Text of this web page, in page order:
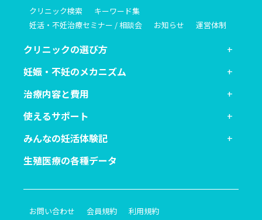
クリニック検索
キーワード集
妊活・不妊治療セミナー / 相談会
お知らせ 運営体制
クリニックの選び方
妊娠・不妊のメカニズム
治療内容と費用
使えるサポート
みんなの妊活体験記
生殖医療の各種データ
お問い合わせ 会員規約
利用規約